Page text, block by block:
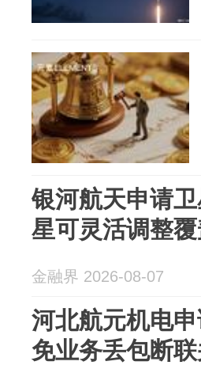
银河航天申请
星可灵活调整覆
金融界 2026-08-07
河北航元机电
免业务丢包断